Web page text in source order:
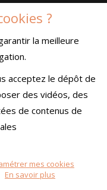
VENTE
Illusion
?
la meilleure
acceptez le dépôt de
des vidéos, des
de contenus de
mes cookies
En savoir plus